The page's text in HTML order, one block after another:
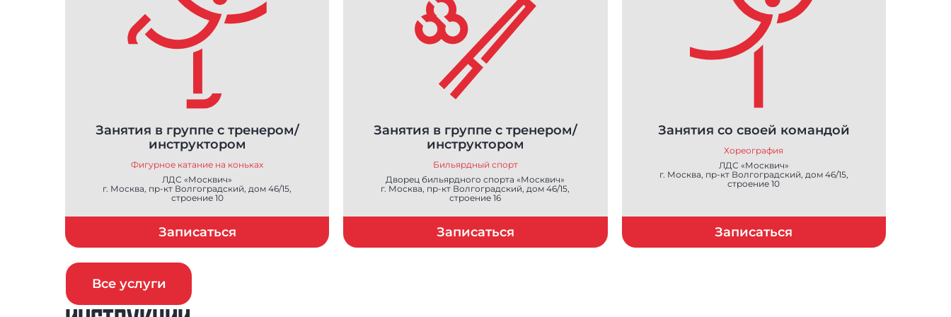
Занятия в группе с тренером/
инструктором
Фигурное катание на коньках
ЛДС «Москвич»
г. Москва, пр-кт Волгоградский, дом 46/15,
строение 10
Записаться
Занятия в группе с тренером/
инструктором
Бильярдный спорт
Дворец бильярдного спорта «Москвич»
г. Москва, пр-кт Волгоградский, дом 46/15,
строение 16
Записаться
Занятия со своей командой
Хореография
ЛДС «Москвич»
г. Москва, пр-кт Волгоградский, дом 46/15,
строение 10
Записаться
Все услуги